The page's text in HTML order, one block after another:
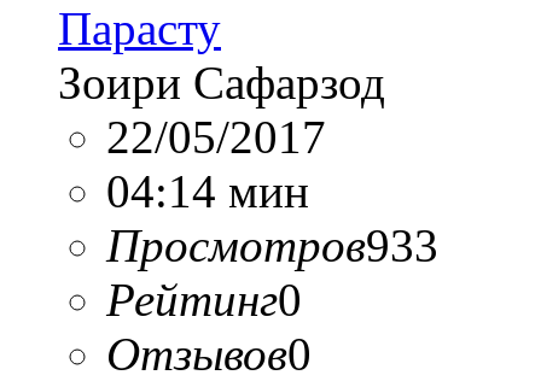
Парасту
Зоири Сафарзод
22/05/2017
04:14 мин
Просмотров933
Рейтинг0
Отзывов0